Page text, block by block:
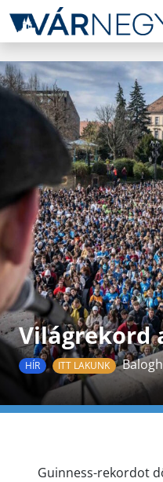
Világrekord
HÍR ITT LAKUNK
Guinness-rekordot